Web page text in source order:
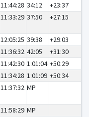
11:44:28 34:12
+23:37
11:33:29 37:50 +27:15
12:05:25 39:38
+29:03
11:36:32 42:05
+31:30
11:42:30 1:01:04 +50:29
11:34:28 1:01:09 +50:34
11:37:32 MP
11:58:29 MP